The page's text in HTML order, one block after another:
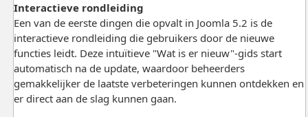
Interactieve rondleiding
Een van de eerste dingen die opvalt in Joomla 5.2 is de
interactieve rondleiding die gebruikers door de nieuwe
functies leidt. Deze intuïtieve "Wat is er nieuw"-gids start
automatisch na de update, waardoor beheerders
gemakkelijker de laatste verbeteringen kunnen ontdekken en
er direct aan de slag kunnen gaan.